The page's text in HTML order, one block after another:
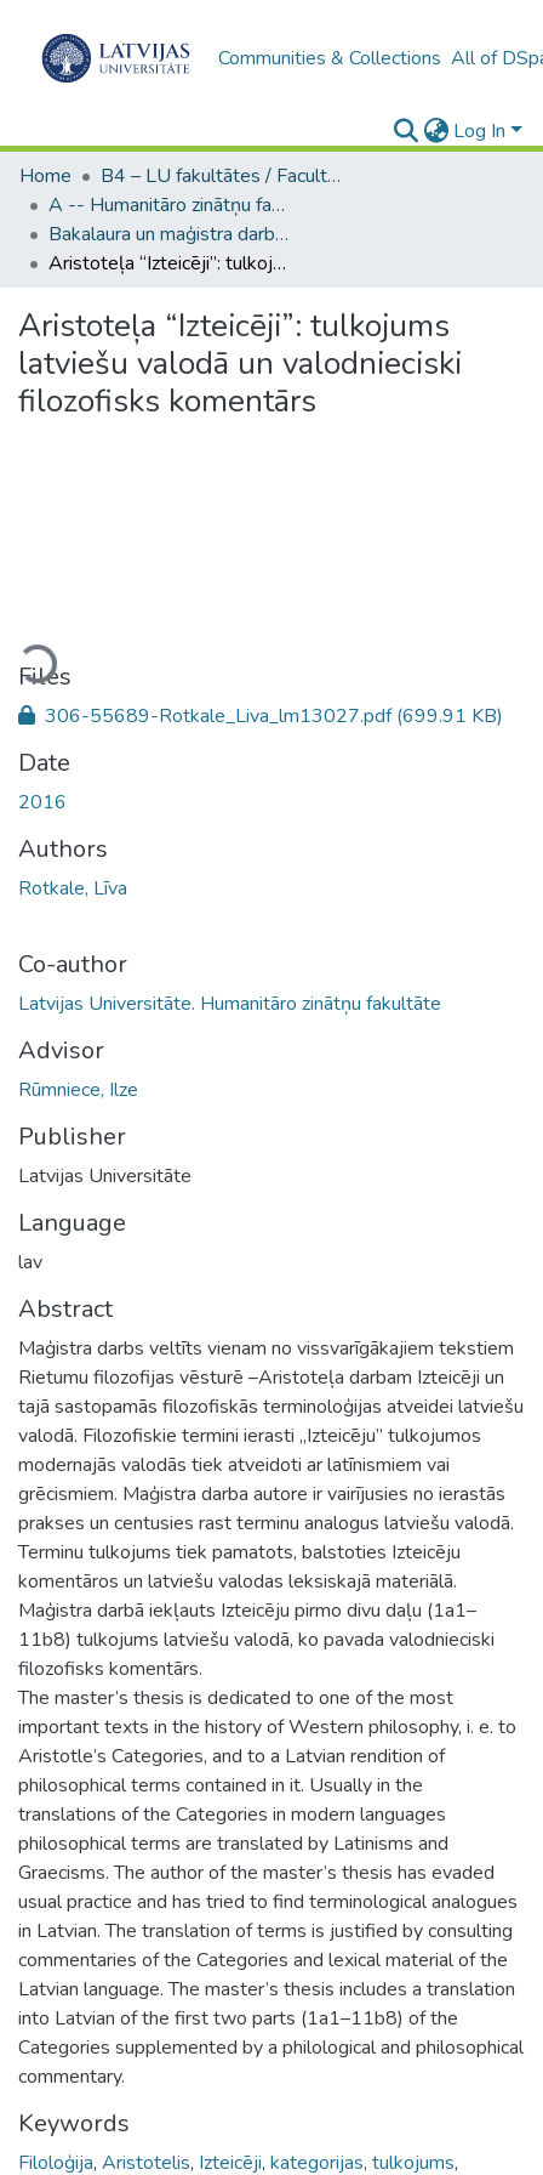
Communities & Collections All of
Log In
Home
B4 – LU fakultātes / Faculties of the UL
A -- Humanitāro zinātņu fakultāte / Faculty of Humanities
Bakalaura un maģistra darbi (HZF) / Bachelor's and Master's theses
Aristoteļa “Izteicēji”: tulkojums latviešu valodā un valodnieciski filozofisks komentārs
Aristoteļa “Izteicēji”: tulkojums
latviešu valodā un valodnieciski
filozofisks komentārs
Loading...
Files
306-55689-Rotkale_Liva_lm13027.pdf(699.91 KB)
Date
2016
Authors
Rotkale, Līva
Co-author
Latvijas Universitāte. Humanitāro zinātņu fakultāte
Advisor
Rūmniece, Ilze
Publisher
Latvijas Universitāte
Language
lav
Abstract
Maģistra darbs veltīts vienam no vissvarīgākajiem tekstiem
Rietumu filozofijas vēsturē –Aristoteļa darbam Izteicēji un
tajā sastopamās filozofiskās terminoloģijas atveidei latviešu
valodā. Filozofiskie termini ierasti „Izteicēju” tulkojumos
modernajās valodās tiek atveidoti ar latīnismiem vai
grēcismiem. Maģistra darba autore ir vairījusies no ierastās
prakses un centusies rast terminu analogus latviešu valodā.
Terminu tulkojums tiek pamatots, balstoties Izteicēju
komentāros un latviešu valodas leksiskajā materiālā.
Maģistra darbā iekļauts Izteicēju pirmo divu daļu (1a1–
11b8) tulkojums latviešu valodā, ko pavada valodnieciski
filozofisks komentārs.
The master’s thesis is dedicated to one of the most
important texts in the history of Western philosophy, i. e. to
Aristotle’s Categories, and to a Latvian rendition of
philosophical terms contained in it. Usually in the
translations of the Categories in modern languages
philosophical terms are translated by Latinisms and
Graecisms. The author of the master’s thesis has evaded
usual practice and has tried to find terminological analogues
in Latvian. The translation of terms is justified by consulting
commentaries of the Categories and lexical material of the
Latvian language. The master’s thesis includes a translation
into Latvian of the first two parts (1a1–11b8) of the
Categories supplemented by a philological and philosophical
commentary.
Keywords
Filoloģija, Aristotelis, Izteicēji, kategorijas, tulkojums,